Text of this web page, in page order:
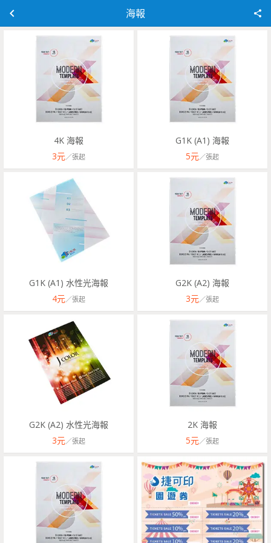
海報
4K 海報
3元／張起
G1K (A1) 海報
5元／張起
G1K (A1) 水性光海報
4元／張起
G2K (A2) 海報
3元／張起
G2K (A2) 水性光海報
3元／張起
2K 海報
5元／張起